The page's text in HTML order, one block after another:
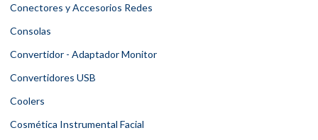
Conectores y Accesorios Redes
Consolas
Convertidor - Adaptador Monitor
Convertidores USB
Coolers
Cosmética Instrumental Facial